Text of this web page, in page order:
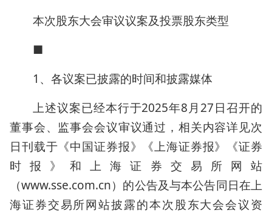
本次股东大会审议议案及投票股东类型
■
1、各议案已披露的时间和披露媒体
上述议案已经本行于2025年8月27日召开的
董事会、监事会会议审议通过，相关内容详见次
日刊载于《中国证券报》《上海证券报》《证券
时报》和上海证券交易所网站
（www.sse.com.cn）的公告及与本公告同日在上
海证券交易所网站披露的本次股东大会会议资